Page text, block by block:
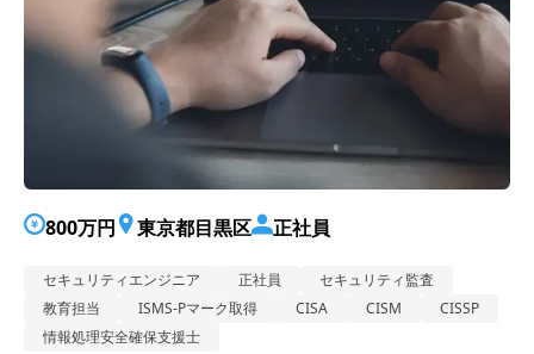
800万円 東京都目黒区 正社員
セキュリティエンジニア 正社員
セキュリティ監査
教育担当
ISMS-Pマーク取得 CISA CISM
CISSP
情報処理安全確保支援士